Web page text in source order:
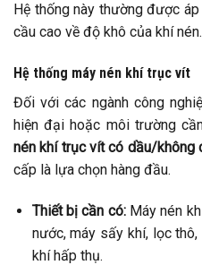
Hệ thống này thường được
cầu cao về độ khô của khí nén.
Hệ thống máy nén khí trục vít
Đối với các ngành công
hiện đại hoặc môi trường
nén khí trục vít có dầu/không
cấp là lựa chọn hàng đầu.
Thiết bị cần có:Máy nén
nước, máy sấy khí, lọc
khí hấp thụ.